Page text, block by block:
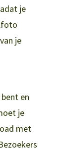
je
je
en
je
met